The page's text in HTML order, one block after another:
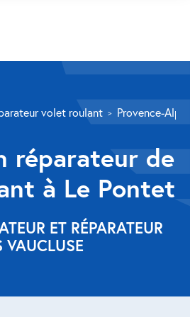
volet roulant Provence-
réparateur de
à Le Pontet
ET RÉPARATEUR
VAUCLUSE